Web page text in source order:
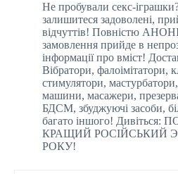
Не пробували секс-
залишитеся задоволені,
відчуттів! Повністю
замовлення прийде в
інформації про вміст!
Вібратори, фалоімітатори,
стимулятори,
машини, масажери,
БДСМ, збуджуючі засоби,
багато іншого!
КРАЩИЙ РОСІЙСЬКИЙ
РОКУ!